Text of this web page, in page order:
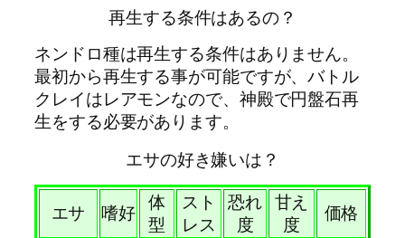
再生する条件はあるの？
ネンドロ種は再生する条件はありません。
最初から再生する事が可能ですが、バトル
クレイはレアモンなので、神殿で円盤石再
生をする必要があります。
エサの好き嫌いは？
エサ 嗜好 体
型
スト
レス
恐れ
度
甘え
度
価格